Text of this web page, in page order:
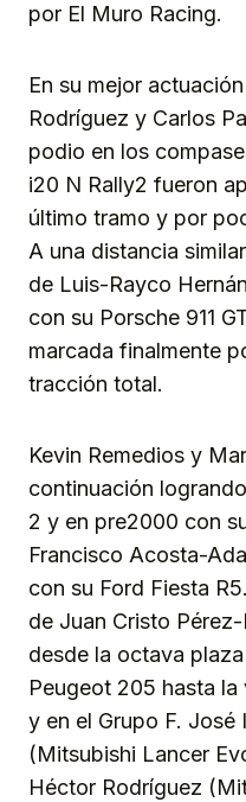
por El Muro Racing.
En su mejor
Rodríguez y Carlos
podio en los
i20 N Rally2 fueron
último tramo y por
A una distancia
de Luis-Rayco
con su Porsche 911
marcada finalmente
tracción total.
Kevin Remedios y
continuación
2 y en pre2000 con
Francisco Acosta-
con su Ford Fiesta
de Juan Cristo
desde la octava
Peugeot 205 hasta
y en el Grupo F. José
(Mitsubishi Lancer
Héctor Rodríguez